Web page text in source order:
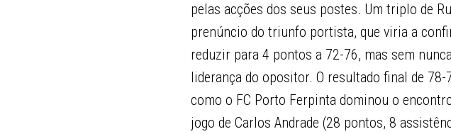
pelas acções dos seus postes. Um triplo de
prenúncio do triunfo portista, que viria a
reduzir para 4 pontos a 72-76, mas sem
liderança do opositor. O resultado final de
como o FC Porto Ferpinta dominou o
jogo de Carlos Andrade (28 pontos, 8